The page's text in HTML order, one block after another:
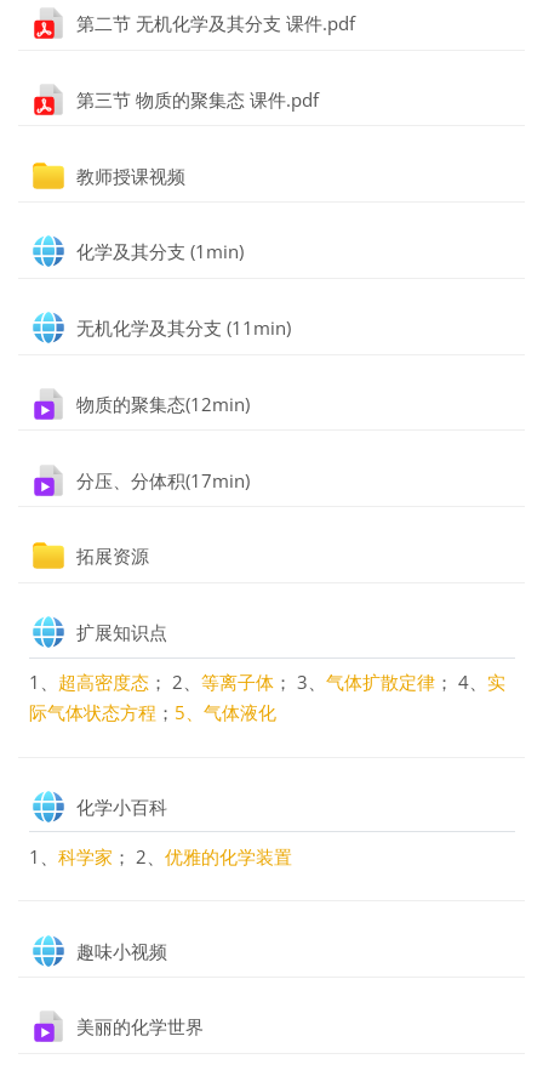
第二节 无机化学及其分支 课件.pdf
第三节 物质的聚集态 课件.pdf
教师授课视频
化学及其分支 (1min)网页
无机化学及其分支 (11min)网页
物质的聚集态(12min)
分压、分体积(17min)
拓展资源文件夹
扩展知识点
1、 超高密度态； 2、 等离子体； 3、 气体扩散定律； 4、 实
际气体状态方程 ； 5、气体液化
化学小百科网页
1、 科学家 ； 2、 优雅的化学装置
趣味小视频
美丽的化学世界